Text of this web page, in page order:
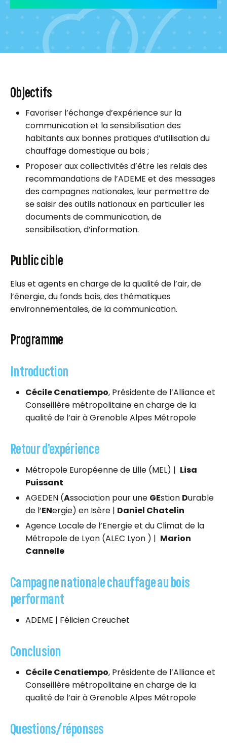
Objectifs
Favoriser l’échange d’expérience sur la
communication et la sensibilisation des
habitants aux bonnes pratiques d’utilisation du
chauffage domestique au bois ;
Proposer aux collectivités d’être les relais des
recommandations de l’ADEME et des messages
des campagnes nationales, leur permettre de
se saisir des outils nationaux en particulier les
documents de communication, de
sensibilisation, d’information.
Public cible
Elus et agents en charge de la qualité de l’air, de
l’énergie, du fonds bois, des thématiques
environnementales, de la communication.
Programme
Introduction
Cécile Cenatiempo, Présidente de l’Alliance et
Conseillère métropolitaine en charge de la
qualité de l’air à Grenoble Alpes Métropole
Retour d’expérience
Métropole Européenne de Lille (MEL) | Lisa
Puissant
AGEDEN (Association pour une GEstion Durable
de l’ENergie) en Isère | Daniel Chatelin
Agence Locale de l’Energie et du Climat de la
Métropole de Lyon (ALEC Lyon ) | Marion
Cannelle
Campagne nationale chauffage au bois
performant
ADEME | Félicien Creuchet
Conclusion
Cécile Cenatiempo, Présidente de l’Alliance et
Conseillère métropolitaine en charge de la
qualité de l’air à Grenoble Alpes Métropole
Questions/réponses